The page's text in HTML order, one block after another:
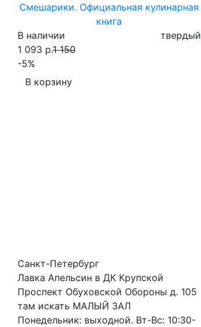
Смешарики. Официальная кулинарная
книга
В наличии
твердый
1 093 р.1 150
-5%
В корзину
Санкт-Петербург
Лавка Апельсин в ДК Крупской
Проспект Обуховской Обороны д. 105
там искать МАЛЫЙ ЗАЛ
Понедельник: выходной. Вт-Вс: 10:30-